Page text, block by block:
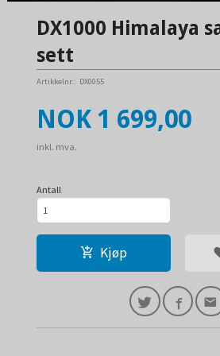
DX1000 Himalaya
sett
Artikkelnr.: DX0055
Pris
NOK 1 699,00
inkl. mva.
Antall
Kjøp